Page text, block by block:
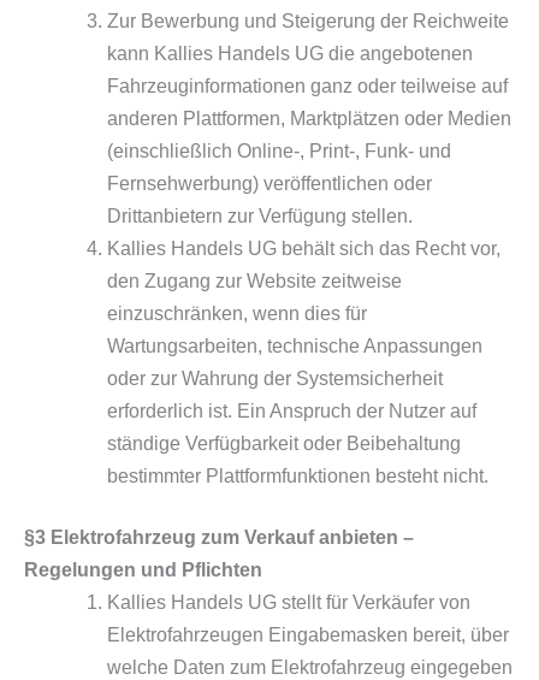
Zur Bewerbung und Steigerung der Reichweite
kann Kallies Handels UG die angebotenen
Fahrzeuginformationen ganz oder teilweise auf
anderen Plattformen, Marktplätzen oder Medien
(einschließlich Online-, Print-, Funk- und
Fernsehwerbung) veröffentlichen oder
Drittanbietern zur Verfügung stellen.
Kallies Handels UG behält sich das Recht vor,
den Zugang zur Website zeitweise
einzuschränken, wenn dies für
Wartungsarbeiten, technische Anpassungen
oder zur Wahrung der Systemsicherheit
erforderlich ist. Ein Anspruch der Nutzer auf
ständige Verfügbarkeit oder Beibehaltung
bestimmter Plattformfunktionen besteht nicht.
§3 Elektrofahrzeug zum Verkauf anbieten –
Regelungen und Pflichten
Kallies Handels UG stellt für Verkäufer von
Elektrofahrzeugen Eingabemasken bereit, über
welche Daten zum Elektrofahrzeug eingegeben